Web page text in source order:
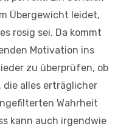
Übergewicht leidet,
rosig sei. Da kommt
Motivation ins
zu überprüfen, ob
die alles erträglicher
Wahrheit
kann auch irgendwie